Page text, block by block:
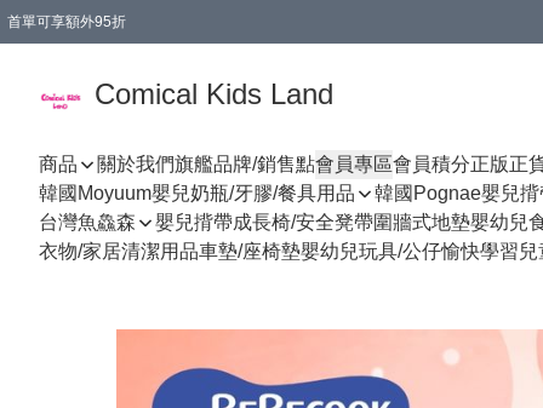
首單可享額外95折
Comical Kids Land
商品 關於我們旗艦品牌/銷售點會員專區會員積分正版正
韓國Moyuum嬰兒奶瓶/牙膠/餐具用品
韓國Pognae嬰兒揹
台灣魚鱻森
嬰兒揹帶成長椅/安全凳帶圍牆式地墊嬰幼兒
衣物/家居清潔用品車墊/座椅墊嬰幼兒玩具/公仔愉快學習